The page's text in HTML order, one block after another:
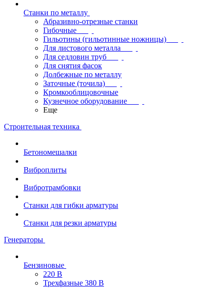
Станки по металлу
Абразивно-отрезные станки
Гибочные
Гильотины (гильотинные ножницы)
Для листового металла
Для седловин труб
Для снятия фасок
Долбежные по металлу
Заточные (точила)
Кромкооблицовочные
Кузнечное оборудование
Еще
Строительная техника
Бетономешалки
Виброплиты
Вибротрамбовки
Станки для гибки арматуры
Станки для резки арматуры
Генераторы
Бензиновые
220 В
Трехфазные 380 В